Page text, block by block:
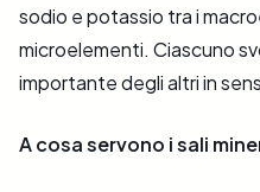
sodio e potassio tra i
microelementi. Ciascuno
importante degli altri in
A cosa servono i sali